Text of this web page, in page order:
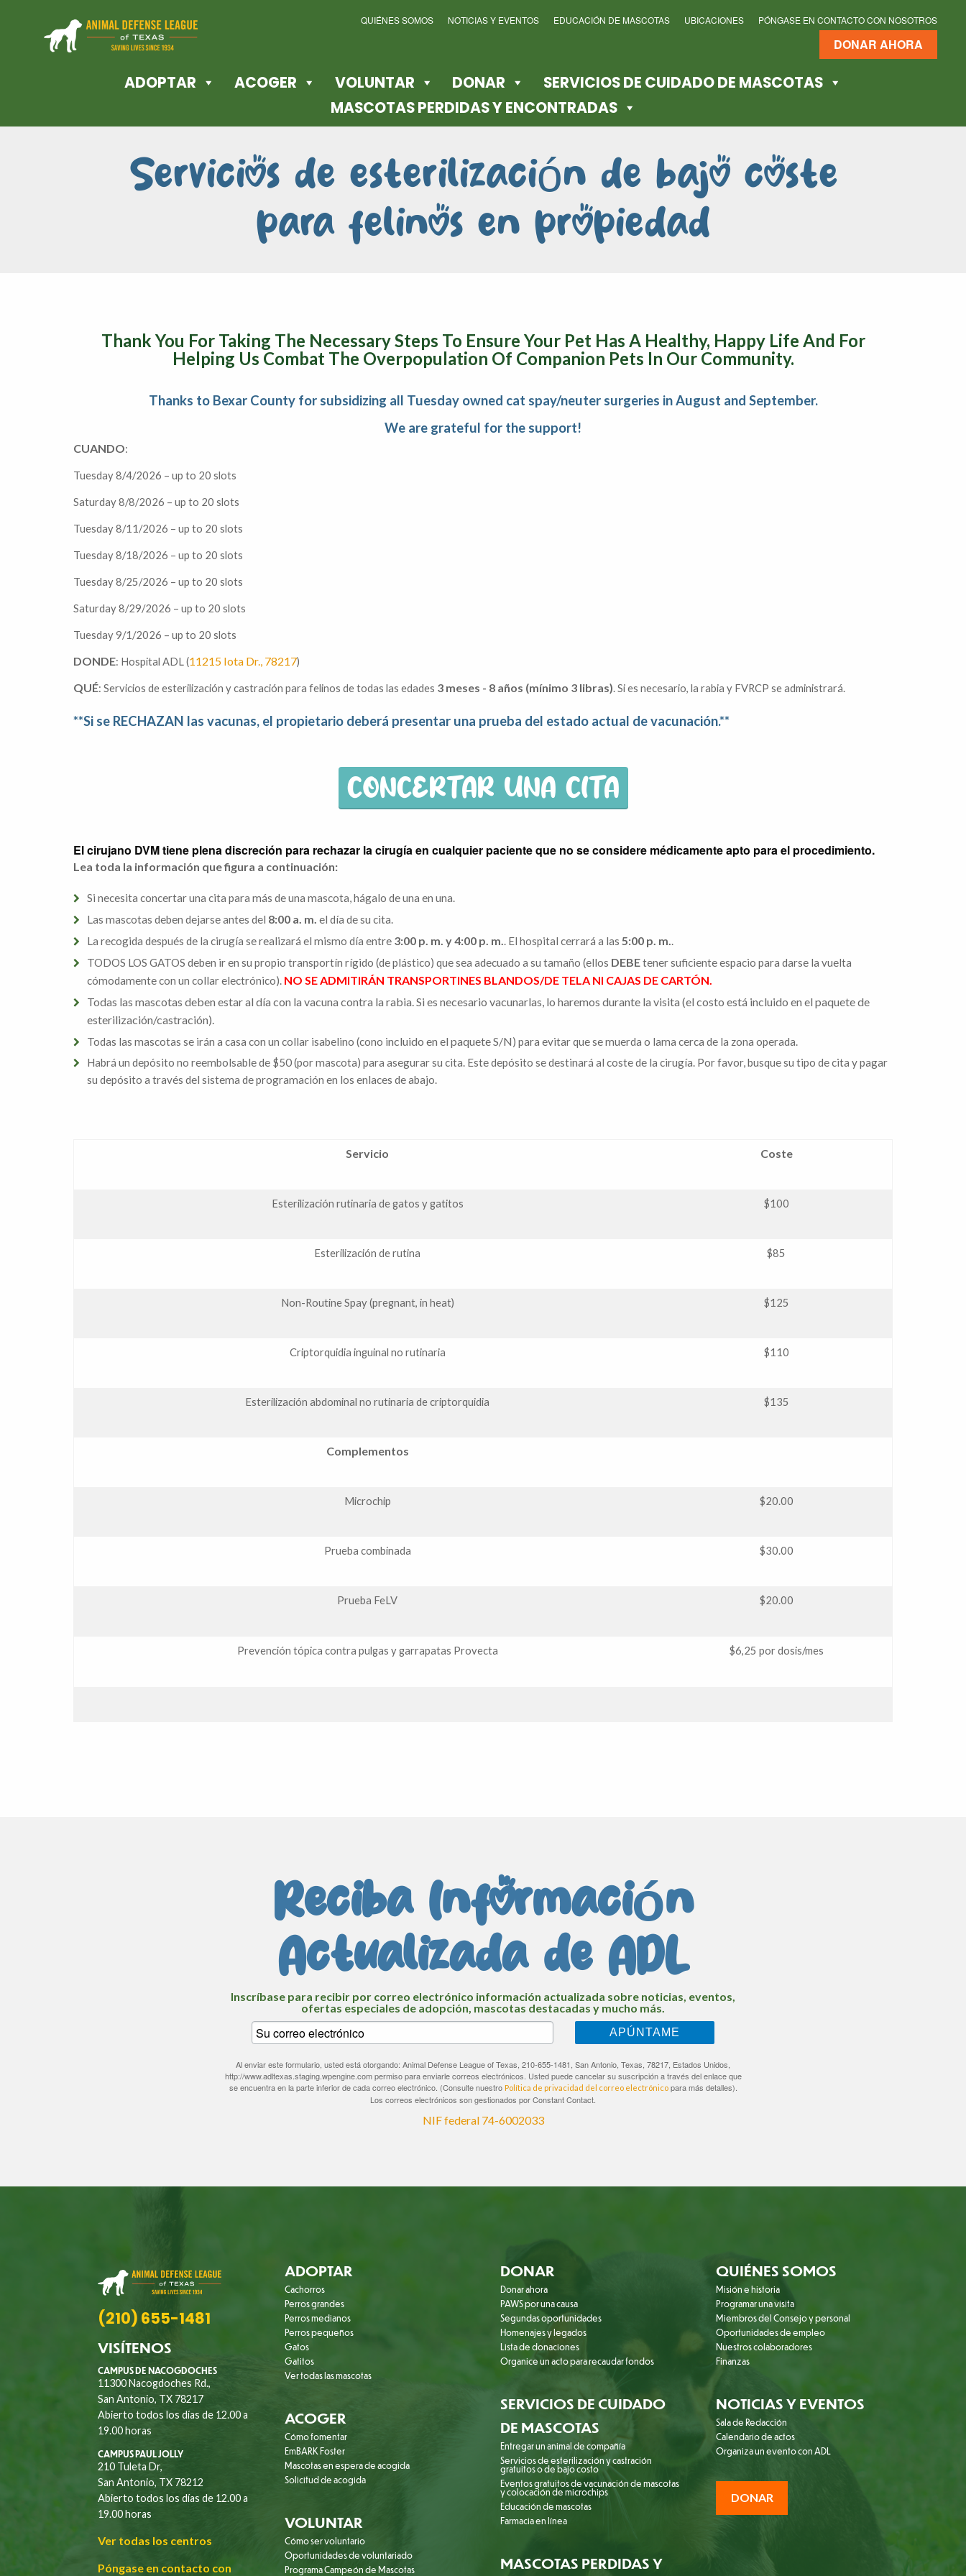
QUIÉNES SOMOS NOTICIAS Y EVENTOS EDUCACIÓN DE MASCOTAS UBICACIONES PÓNGASE EN CONTACTO CON NOSOTROS
DONAR AHORA
ADOPTAR ACOGER VOLUNTAR DONAR
SERVICIOS DE CUIDADO DE MASCOTAS
MASCOTAS PERDIDAS Y ENCONTRADAS
Servicios de esterilización de bajo coste
para felinos en propiedad
Thank You For Taking The Necessary Steps To Ensure Your Pet Has A Healthy, Happy Life And For
Helping Us Combat The Overpopulation Of Companion Pets In Our Community.
Thanks to Bexar County for subsidizing all Tuesday owned cat spay/neuter surgeries in August and September.
We are grateful for the support!
CUANDO:
Tuesday 8/4/2026 – up to 20 slots
Saturday 8/8/2026 – up to 20 slots
Tuesday 8/11/2026 – up to 20 slots
Tuesday 8/18/2026 – up to 20 slots
Tuesday 8/25/2026 – up to 20 slots
Saturday 8/29/2026 – up to 20 slots
Tuesday 9/1/2026 – up to 20 slots
DONDE: Hospital ADL (11215 Iota Dr., 78217)
QUÉ: Servicios de esterilización y castración para felinos de todas las edades 3 meses - 8 años (mínimo 3 libras). Si es necesario, la rabia y FVRCP se administrará.
**Si se RECHAZAN las vacunas, el propietario deberá presentar una prueba del estado actual de vacunación.**
CONCERTAR UNA CITA
El cirujano DVM tiene plena discreción para rechazar la cirugía en cualquier paciente que no se considere médicamente apto para el procedimiento.
Lea toda la información que figura a continuación:
Si necesita concertar una cita para más de una mascota, hágalo de una en una.
Las mascotas deben dejarse antes del 8:00 a. m. el día de su cita.
La recogida después de la cirugía se realizará el mismo día entre 3:00 p. m. y4:00 p. m.. El hospital cerrará a las 5:00 p. m..
TODOS LOS GATOS deben ir en su propio transportín rígido (de plástico) que sea adecuado a su tamaño (ellos DEBEtener suficiente espacio para darse la vuelta
cómodamente con un collar electrónico). NO SE ADMITIRÁN TRANSPORTINES BLANDOS/DE TELA NI CAJAS DE CARTÓN.
Todas las mascotas deben estar al día con la vacuna contra la rabia. Si es necesario vacunarlas, lo haremos durante la visita (el costo está incluido en el paquete de
esterilización/castración).
Todas las mascotas se irán a casa con un collar isabelino (cono incluido en el paquete S/N) para evitar que se muerda o lama cerca de la zona operada.
Habrá un depósito no reembolsable de $50 (por mascota) para asegurar su cita. Este depósito se destinará al coste de la cirugía. Por favor, busque su tipo de cita y pagar
su depósito a través del sistema de programación en los enlaces de abajo.
Servicio Coste
Esterilización rutinaria de gatos y gatitos $100
Esterilización de rutina $85
Non-Routine Spay (pregnant, in heat) $125
Criptorquidia inguinal no rutinaria $110
Esterilización abdominal no rutinaria de criptorquidia $135
Complementos
Microchip $20.00
Prueba combinada $30.00
Prueba FeLV $20.00
Prevención tópica contra pulgas y garrapatas Provecta $6,25 por dosis/mes
Reciba Información
Actualizada de ADL
Inscríbase para recibir por correo electrónico información actualizada sobre noticias, eventos,
ofertas especiales de adopción, mascotas destacadas y mucho más.
APÚNTAME
Al enviar este formulario, usted está otorgando: Animal Defense League of Texas, 210-655-1481, San Antonio, Texas, 78217, Estados Unidos,
http://www.adltexas.staging.wpengine.com permiso para enviarle correos electrónicos. Usted puede cancelar su suscripción a través del enlace que
se encuentra en la parte inferior de cada correo electrónico. (Consulte nuestro Política de privacidad del correo electrónicopara más detalles).
Los correos electrónicos son gestionados por Constant Contact.
NIF federal 74-6002033
(210) 655-1481
VISÍTENOS
CAMPUS DE NACOGDOCHES
11300 Nacogdoches Rd.,
San Antonio, TX 78217
Abierto todos los días de 12.00 a
19.00 horas
CAMPUS PAUL JOLLY
210 Tuleta Dr,
San Antonio, TX 78212
Abierto todos los días de 12.00 a
19.00 horas
Ver todas los centros
Póngase en contacto con
ADOPTAR
Cachorros
Perros grandes
Perros medianos
Perros pequeños
Gatos
Gatitos
Ver todas las mascotas
ACOGER
Cómo fomentar
EmBARK Foster
Mascotas en espera de acogida
Solicitud de acogida
VOLUNTAR
Cómo ser voluntario
Oportunidades de voluntariado
Programa Campeón de Mascotas
DONAR
Donar ahora
PAWS por una causa
Segundas oportunidades
Homenajes y legados
Lista de donaciones
Organice un acto para recaudar fondos
SERVICIOS DE CUIDADO
DE MASCOTAS
Entregar un animal de compañía
Servicios de esterilización y castración
gratuitos o de bajo costo
Eventos gratuitos de vacunación de mascotas
y colocación de microchips
Educación de mascotas
Farmacia en línea
MASCOTAS PERDIDAS Y
QUIÉNES SOMOS
Misión e historia
Programar una visita
Miembros del Consejo y personal
Oportunidades de empleo
Nuestros colaboradores
Finanzas
NOTICIAS Y EVENTOS
Sala de Redacción
Calendario de actos
Organiza un evento con ADL
DONAR